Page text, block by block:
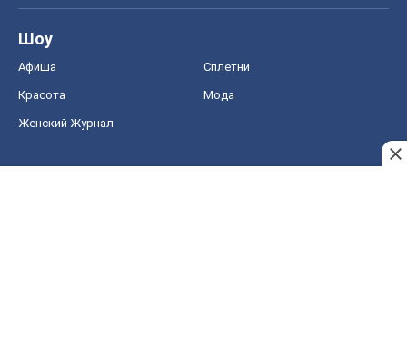
Шоу
Афиша Сплетни
Красота Мода
Женский Журнал